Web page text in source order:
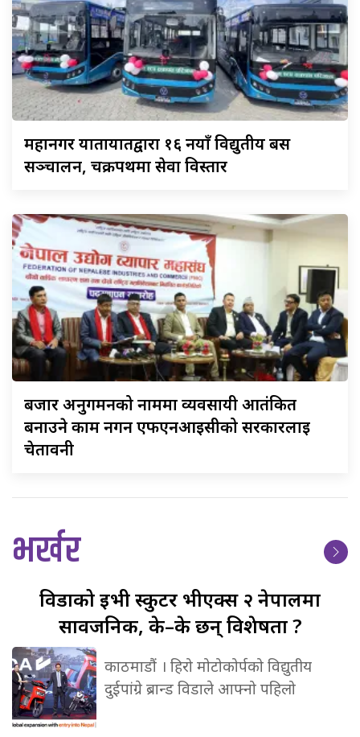
महानगरयातायातद्वारा १६ नयाँ विद्युतीय बस
सञ्चालन, चक्रपथमा सेवा विस्तार
बजारअनुगमनको नाममा व्यवसायी आतंकित
बनाउने काम नगर्न एफएनआईसीको सरकारलाई
चेतावनी
भर्खर
विडाकोईभी स्कुटर भीएक्स २ नेपालमा
सार्वजनिक, के–के छन् विशेषता ?
काठमाडौं । हिरो मोटोकोर्पको विद्युतीय
दुईपांग्रे ब्रान्ड विडाले आफ्नो पहिलो